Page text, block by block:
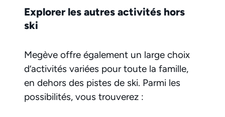
Explorer les autres activités hors
ski
Megève offre également un large choix
d’activités variées pour toute la famille,
en dehors des pistes de ski. Parmi les
possibilités, vous trouverez :